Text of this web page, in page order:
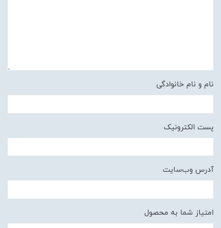
نام و نام خانوادگی
پست الکترونیک
آدرس وب‌سایت
امتیاز شما به محصول